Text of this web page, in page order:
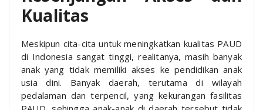
Kualitas
Meskipun cita-cita untuk meningkatkan kualitas PAUD
di Indonesia sangat tinggi, realitanya, masih banyak
anak yang tidak memiliki akses ke pendidikan anak
usia dini. Banyak daerah, terutama di wilayah
pedalaman dan terpencil, yang kekurangan fasilitas